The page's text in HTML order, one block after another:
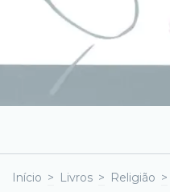
Início > Livros > Religião >